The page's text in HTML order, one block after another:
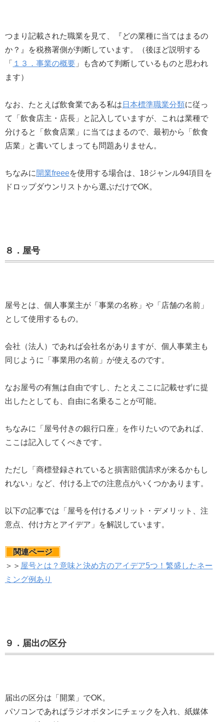
つまり記載された職業を見て、『どの業種に当てはまるの
か？』を税務署側が判断しています。（後ほど説明する
「 １３．事業の概要 」も含めて判断しているものと思われ
ます）
なお、たとえば飲食業である私は 日本標準職業分類に従っ
て「飲食店主・店長」と記入していますが、これは業種で
分けると「飲食店業」に当てはまるので、最初から「飲食
店業」と書いてしまっても問題ありません。
ちなみに 開業freeeを使用する場合は、18ジャンル94項目を
ドロップダウンリストから選ぶだけでOK。
８．屋号
屋号とは、個人事業主が「事業の名称」や「店舗の名前」
として使用するもの。
会社（法人）であれば会社名がありますが、個人事業主も
同じように「事業用の名前」が使えるのです。
なお屋号の有無は自由ですし、たとえここに記載せずに提
出したとしても、自由に名乗ることが可能。
ちなみに「屋号付きの銀行口座」を作りたいのであれば、
ここは記入してくべきです。
ただし「商標登録されていると損害賠償請求が来るかもし
れない」など、付ける上での注意点がいくつかあります。
以下の記事では「屋号を付けるメリット・デメリット、注
意点、付け方とアイデア」を解説しています。
関連ページ
＞＞ 屋号とは？意味と決め方のアイデア5つ！繁盛したネー
ミング例あり
９．届出の区分
届出の区分は「開業」でOK。
パソコンであればラジオボタンにチェックを入れ、紙媒体